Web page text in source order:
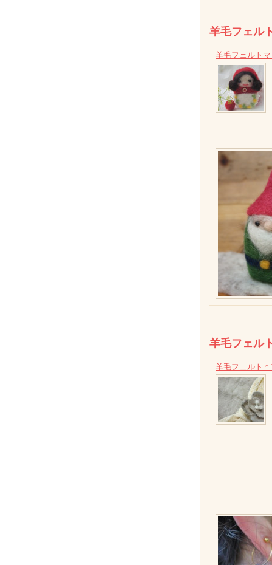
羊毛フェル
羊毛フェルト
羊毛フェル
羊毛フェルト